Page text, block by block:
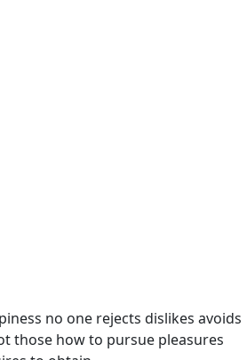
no one rejects dislikes avoids
those how to pursue pleasures